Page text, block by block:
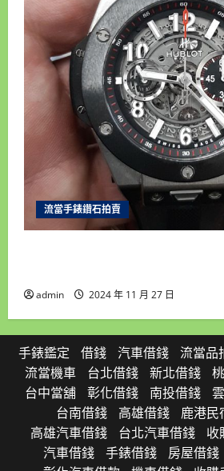
流當手錶鑽石拍賣
admin 2024 年 11 月 27 日
手錶鑑定 借錢 汽車借錢 流當品
流當機車
台北借錢 新北借錢
台中當舖
彰化借錢 南投借錢
台南借錢
高雄借錢 鹿港民
高雄汽車借錢
台北汽車借錢 收
汽車借錢
手錶借錢 房屋借錢